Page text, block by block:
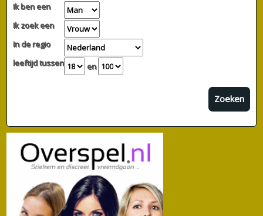
Ik ben een
Ik zoek een
In de regio
leeftijd tussen
en
Zoeken